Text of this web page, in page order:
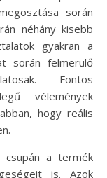
során
néhány kisebb
gyakran a
során felmerülő
Fontos
vélemények
hogy reális
csupán a termék
is. Azok